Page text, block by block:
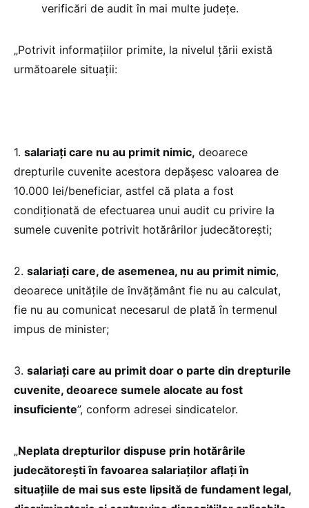
verificări de audit în mai multe județe.
„Potrivit informațiilor primite, la nivelul țării există
următoarele situații:
1. salariați care nu au primit nimic, deoarece
drepturile cuvenite acestora depășesc valoarea de
10.000 lei/beneficiar, astfel că plata a fost
condiționată de efectuarea unui audit cu privire la
sumele cuvenite potrivit hotărârilor judecătorești;
2. salariați care, de asemenea, nu au primit nimic,
deoarece unitățile de învățământ fie nu au calculat,
fie nu au comunicat necesarul de plată în termenul
impus de minister;
3. salariați care au primit doar o parte din drepturile
cuvenite, deoarece sumele alocate au fost
insuficiente”, conform adresei sindicatelor.
„Neplata drepturilor dispuse prin hotărârile
judecătorești în favoarea salariaților aflați în
situațiile de mai sus este lipsită de fundament legal,